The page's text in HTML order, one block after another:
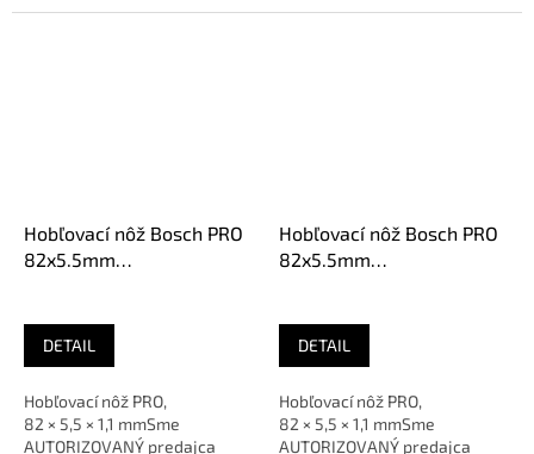
Hobľovací nôž Bosch PRO
82x5.5mm
DETAIL
Hobľovací nôž PRO,
82 × 5,5 × 1,1 mmSme
AUTORIZOVANÝ predajca
Hobľovací nôž Bosch PRO
82x5.5mm
DETAIL
Hobľovací nôž PRO,
82 × 5,5 × 1,1 mmSme
AUTORIZOVANÝ predajca